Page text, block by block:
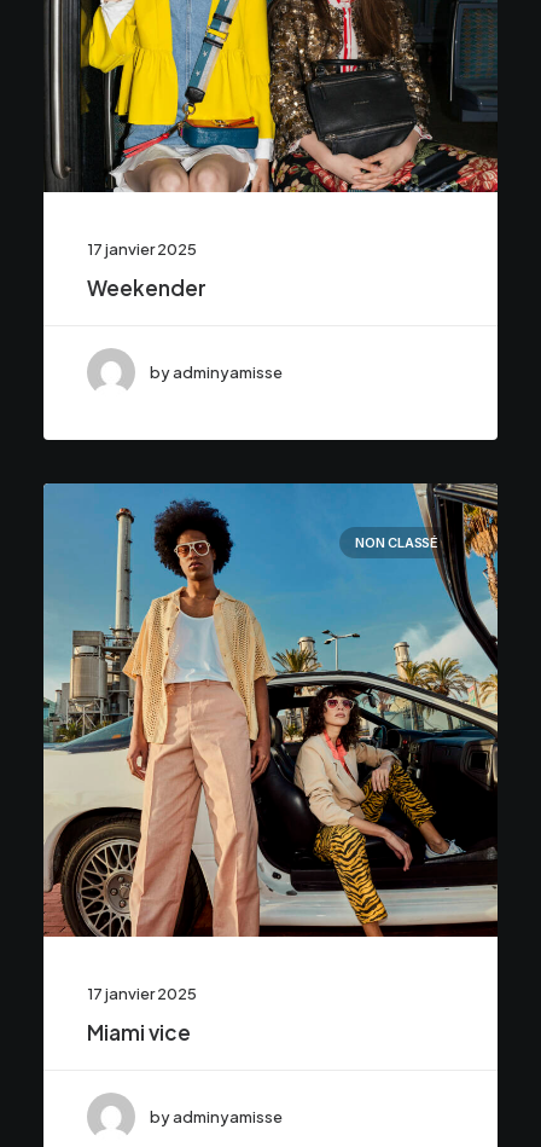
17 janvier 2025
Weekender
by adminyamisse
NON CLASSÉ
17 janvier 2025
Miami vice
by adminyamisse